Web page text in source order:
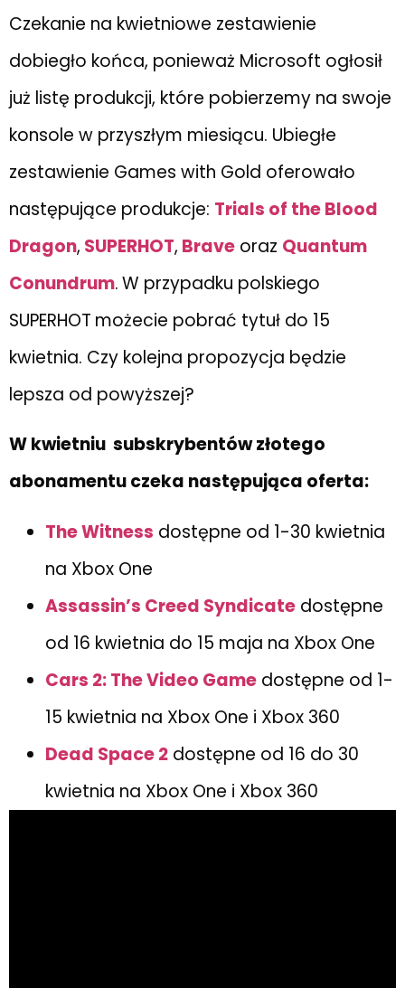
Czekanie na kwietniowe zestawienie
dobiegło końca, ponieważ Microsoft ogłosił
już listę produkcji, które pobierzemy na swoje
konsole w przyszłym miesiącu. Ubiegłe
zestawienie Games with Gold oferowało
następujące produkcje: Trials of the Blood
Dragon, SUPERHOT, Brave oraz Quantum
Conundrum.W przypadku polskiego
SUPERHOT możecie pobrać tytuł do 15
kwietnia. Czy kolejna propozycja będzie
lepsza od powyższej?
W kwietniu subskrybentów złotego
abonamentu czeka następująca oferta:
The Witness dostępne od 1-30 kwietnia
na Xbox One
Assassin’s Creed Syndicate dostępne
od 16 kwietnia do 15 maja na Xbox One
Cars 2: The Video Game dostępne od 1-
15 kwietnia na Xbox One i Xbox 360
Dead Space 2 dostępne od 16 do 30
kwietnia na Xbox One i Xbox 360